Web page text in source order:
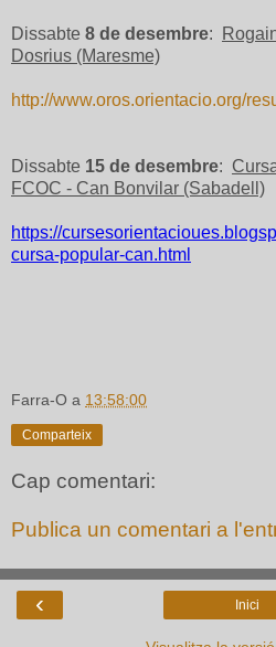
Dissabte 8 de desembre:
Dosrius (Maresme)
http://www.oros.orientacio.org/
Dissabte 15 de desembre:
FCOC - Can Bonvilar (Sabadell)
https://
cursa-popular-can.html
Farra-O a 13:58:00
Comparteix
Cap comentari:
Publica un comentari a
‹ Inici